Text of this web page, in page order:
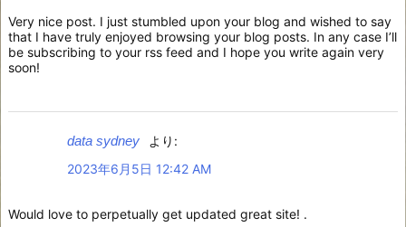
Very nice post. I just stumbled upon your blog and wished to say
that I have truly enjoyed browsing your blog posts. In any case I’ll
be subscribing to your rss feed and I hope you write again very
soon!
data sydney
より:
2023年6月5日 12:42 AM
Would love to perpetually get updated great site! .